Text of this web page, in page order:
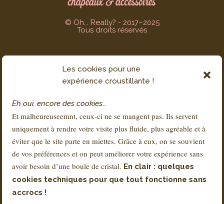
Les cookies pour une
expérience croustillante !
Eh oui, encore des cookies…
Et malheureuseemnt, ceux-ci ne se mangent pas. Ils servent
uniquement à rendre votre visite plus fluide, plus agréable et à
éviter que le site parte en miettes. Grâce à eux, on se souvient
de vos préférences et on peut améliorer votre expérience sans
avoir besoin d’une boule de cristal. En clair : quelques
cookies techniques pour que tout fonctionne sans
accrocs !
© Oh... Really? - 2017–2025
Tous droits réservés
SERVICE CLIENT
FAQs
Livraison & Retours
À propos de Sandra
RÉGLEMENTATION
Conditions Générales de Vente – CGV